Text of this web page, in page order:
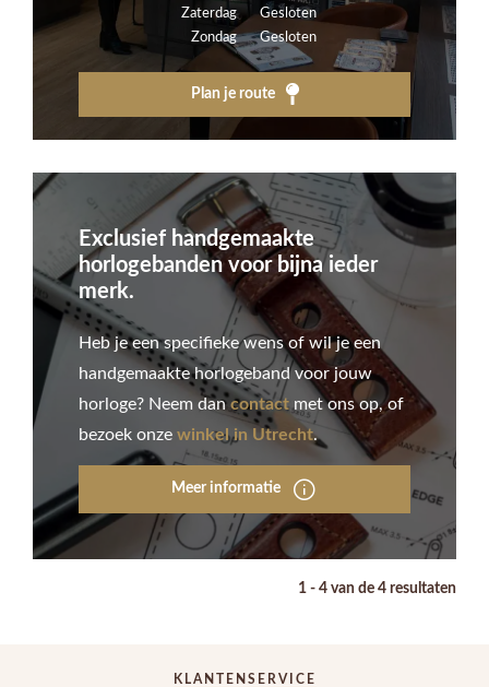
Zaterdag
Gesloten
Zondag
Gesloten
Plan je route
Exclusief handgemaakte
horlogebanden voor bijna ieder
merk.
Heb je een specifieke wens of wil je een
handgemaakte horlogeband voor jouw
horloge? Neem dan contact met ons op, of
bezoek onze winkel in Utrecht.
Meer informatie
1 - 4 van de 4 resultaten
KLANTENSERVICE